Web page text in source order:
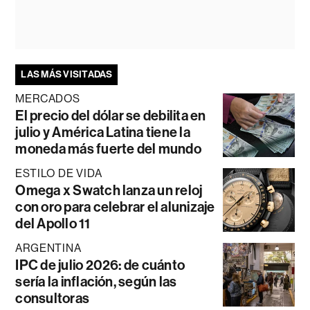
LAS MÁS VISITADAS
MERCADOS
El precio del dólar se debilita en
julio y América Latina tiene la
moneda más fuerte del mundo
ESTILO DE VIDA
Omega x Swatch lanza un reloj
con oro para celebrar el alunizaje
del Apollo 11
ARGENTINA
IPC de julio 2026: de cuánto
sería la inflación, según las
consultoras